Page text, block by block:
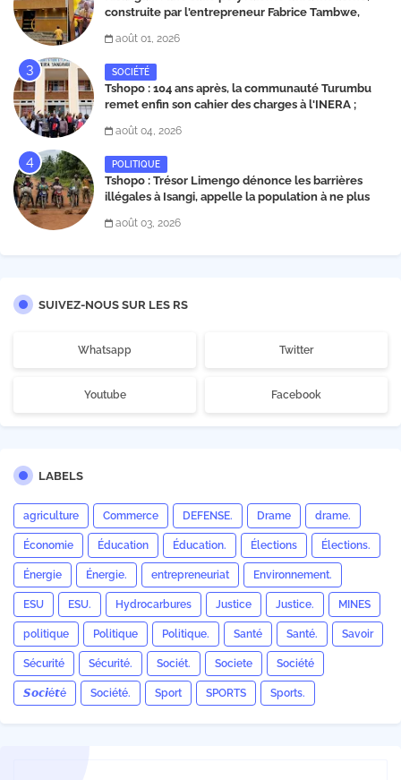
construite par l'entrepreneur Fabrice Tambwe,
août 01, 2026
SOCIÉTÉ
Tshopo : 104 ans après, la communauté Turumbu
remet enfin son cahier des charges à l'INERA ;
août 04, 2026
POLITIQUE
Tshopo : Trésor Limengo dénonce les barrières
illégales à Isangi, appelle la population à ne plus
août 03, 2026
SUIVEZ-NOUS SUR LES RS
Whatsapp Twitter
Youtube Facebook
LABELS
agriculture Commerce DEFENSE. Drame drame.
Économie Éducation Éducation. Élections Élections.
Énergie Énergie. entrepreneuriat Environnement.
ESU ESU. Hydrocarbures Justice Justice. MINES
politique Politique Politique. Santé Santé. Savoir
Sécurité Sécurité. Sociét. Societe Société
𝙎𝙤𝙘𝙞é𝙩é Société. Sport SPORTS Sports.